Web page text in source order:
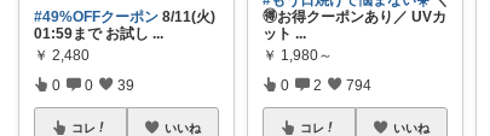
#49%OFFクーポン 8/11(火)
01:59まで お試し ...
￥ 2,480
0 0 39
コレ いいね
🉐お得クーポンあり／ UVカ
ット ...
￥ 1,980～
0 2 794
コレ いいね